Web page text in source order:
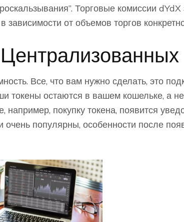
Торговые комиссии
от объемов торгов
Все, что вам нужно сделать, это
токены остаются в вашем кошельке, а
например, покупку токена, появится
популярны, особенности после